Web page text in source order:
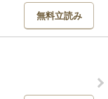
無料立読み